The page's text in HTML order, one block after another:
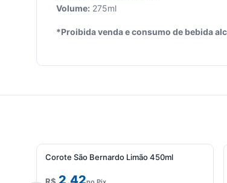
para
Volume: 275ml
*Proibida venda e consumo de bebida
Corote São Bernardo Limão 450ml